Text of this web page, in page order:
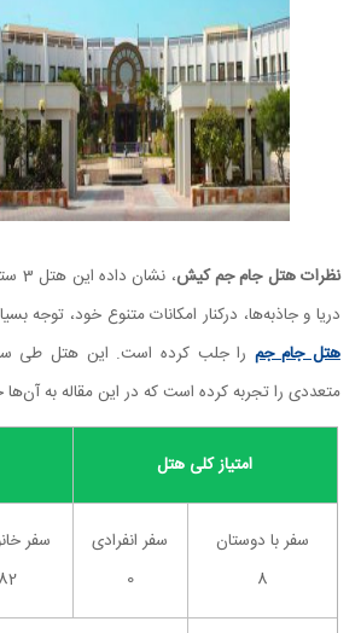
نظرات هتل جام جم کیش
،
دریا و جاذبه‌ها، درکنار امکانات متنوع خود، توجه
هتل جام جم را جلب کرده است. این هتل طی
متعددی را تجربه کرده است که در این مقاله به
امتیاز کلی هتل
سفر با دوستان
8
سفر انفرادی
0
سفر
82